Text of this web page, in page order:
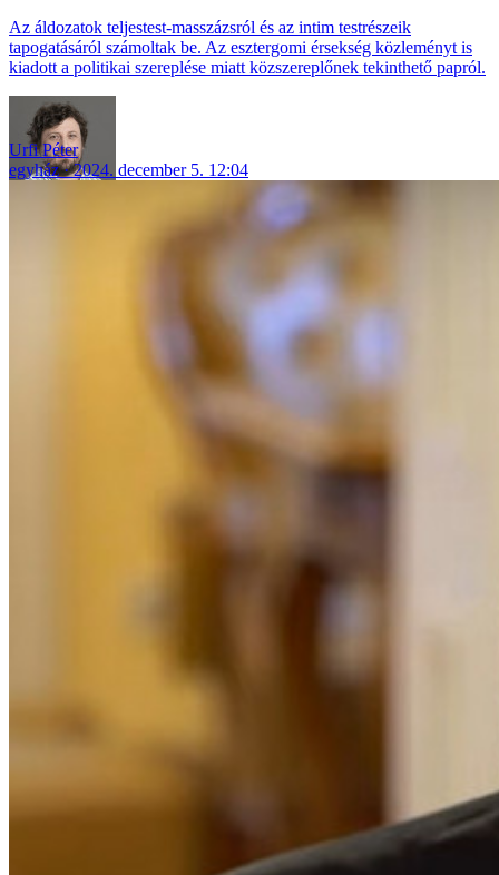
Az áldozatok teljestest-masszázsról és az intim testrészeik
tapogatásáról számoltak be. Az esztergomi érsekség közleményt is
kiadott a politikai szereplése miatt közszereplőnek tekinthető papról.
Urfi Péter
egyház
2024. december 5. 12:04